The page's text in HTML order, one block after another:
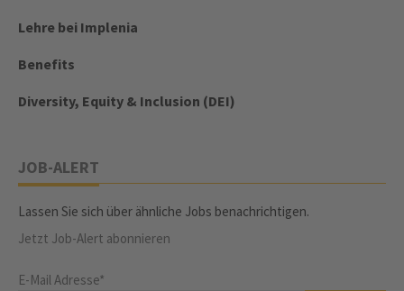
Lehre bei Implenia
Benefits
Diversity, Equity & Inclusion (DEI)
JOB-ALERT
Lassen Sie sich über ähnliche Jobs benachrichtigen.
Jetzt Job-Alert abonnieren
E-Mail Adresse*